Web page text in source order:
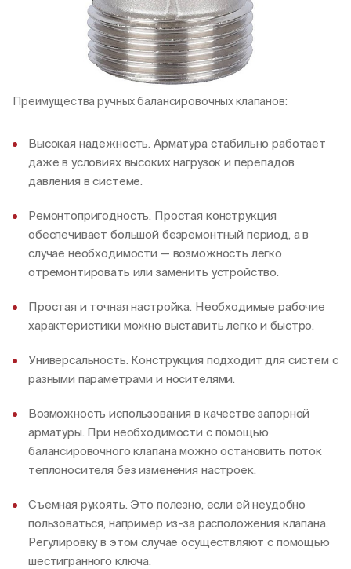
Преимущества ручных балансировочных клапанов:
Высокая надежность. Арматура стабильно работает
даже в условиях высоких нагрузок и перепадов
давления в системе.
Ремонтопригодность. Простая конструкция
обеспечивает большой безремонтный период, а в
случае необходимости — возможность легко
отремонтировать или заменить устройство.
Простая и точная настройка. Необходимые рабочие
характеристики можно выставить легко и быстро.
Универсальность. Конструкция подходит для систем с
разными параметрами и носителями.
Возможность использования в качестве запорной
арматуры. При необходимости с помощью
балансировочного клапана можно остановить поток
теплоносителя без изменения настроек.
Съемная рукоять. Это полезно, если ей неудобно
пользоваться, например из-за расположения клапана.
Регулировку в этом случае осуществляют с помощью
шестигранного ключа.